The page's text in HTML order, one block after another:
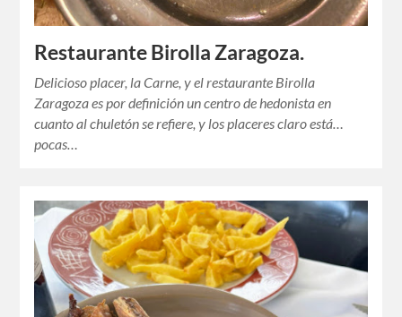
Restaurante Birolla Zaragoza.
Delicioso placer, la Carne, y el restaurante Birolla
Zaragoza es por definición un centro de hedonista en
cuanto al chuletón se refiere, y los placeres claro está…
pocas…